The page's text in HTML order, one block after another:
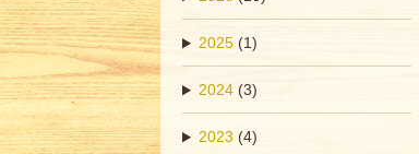
2025 (1)
2024 (3)
2023 (4)